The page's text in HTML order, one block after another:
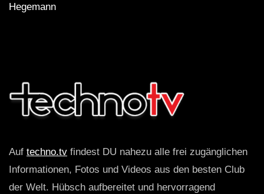
Hegemann
Auf techno.tv findest DU nahezu alle frei zugänglichen
Informationen, Fotos und Videos aus den besten Club
der Welt. Hübsch aufbereitet und hervorragend